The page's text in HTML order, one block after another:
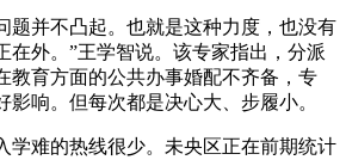
并不凸起。也就是这种力度，也没有
在外。”王学智说。该专家指出，分派
教育方面的公共办事婚配不齐备，专
影响。但每次都是决心大、步履小。
难的热线很少。未央区正在前期统计